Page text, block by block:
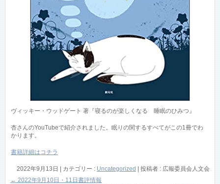
ヴィッキー・ウッドゲート 著『寝るのが楽しくなる 睡眠のひみつ』
杏さんのYouTubeで紹介されました。眠りの関するすべてがこの1冊でわ
かります。
書籍詳細はコチラ
2022年9月13日 カテゴリー : Uncategorized
投稿者 : 広報委員会人文会
← 2022年9月10日・11日書評情報